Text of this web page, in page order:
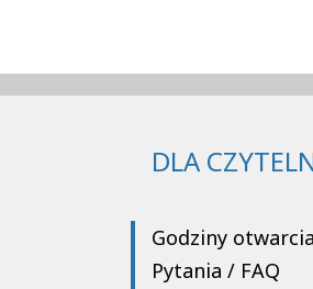
DLA
Godziny otwarcia
Pytania / FAQ